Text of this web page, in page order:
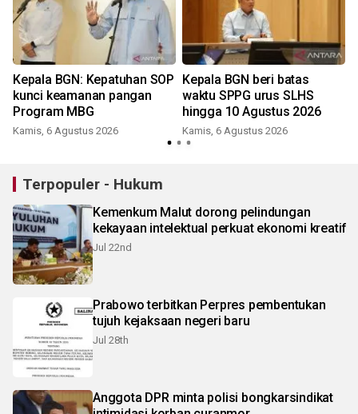
Kepala BGN: Kepatuhan SOP
kunci keamanan pangan
Program MBG
Kamis, 6 Agustus 2026
Kepala BGN beri batas
waktu SPPG urus SLHS
hingga 10 Agustus 2026
Kamis, 6 Agustus 2026
Terpopuler - Hukum
Kemenkum Malut dorong pelindungan
kekayaan intelektual perkuat ekonomi kreatif
Jul 22nd
Prabowo terbitkan Perpres pembentukan
tujuh kejaksaan negeri baru
Jul 28th
Anggota DPR minta polisi bongkarsindikat